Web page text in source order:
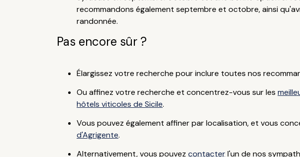
recommandons également septembre et octobre, ainsi
randonnée.
Pas encore sûr ?
Élargissez votre recherche pour inclure toutes nos
Ou affinez votre recherche et concentrez-vous sur les
hôtels viticoles de Sicile.
Vous pouvez également affiner par localisation, et vous
d'Agrigente.
Alternativement, vous pouvez contacterl'un de nos